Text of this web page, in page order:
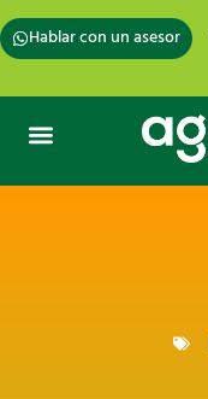
Hablar con un asesor